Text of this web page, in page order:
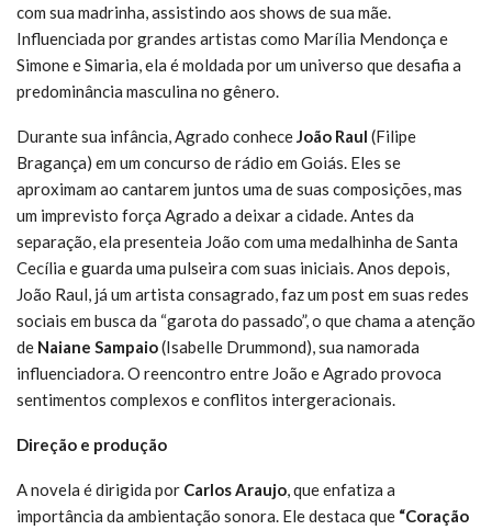
com sua madrinha, assistindo aos shows de sua mãe.
Influenciada por grandes artistas como Marília Mendonça e
Simone e Simaria, ela é moldada por um universo que desafia a
predominância masculina no gênero.
Durante sua infância, Agrado conheceJoão Raul (Filipe
Bragança) em um concurso de rádio em Goiás. Eles se
aproximam ao cantarem juntos uma de suas composições, mas
um imprevisto força Agrado a deixar a cidade. Antes da
separação, ela presenteia João com uma medalhinha de Santa
Cecília e guarda uma pulseira com suas iniciais. Anos depois,
João Raul, já um artista consagrado, faz um post em suas redes
sociais em busca da “garota do passado”, o que chama a atenção
de Naiane Sampaio(Isabelle Drummond), sua namorada
influenciadora. O reencontro entre João e Agrado provoca
sentimentos complexos e conflitos intergeracionais.
Direção e produção
A novela é dirigida por Carlos Araujo, que enfatiza a
importância da ambientação sonora. Ele destaca que “Coração